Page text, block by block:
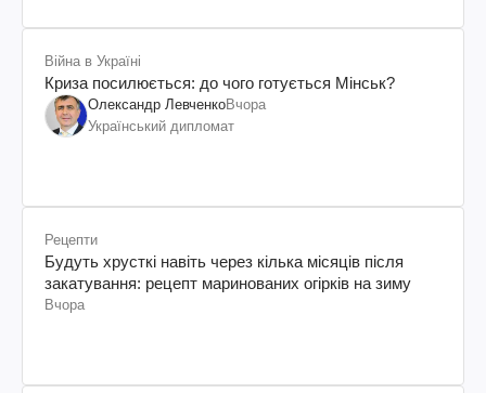
Війна в Україні
Криза посилюється: до чого готується Мінськ?
Олександр ЛевченкоВчора
Український дипломат
Рецепти
Будуть хрусткі навіть через кілька місяців після
закатування: рецепт маринованих огірків на зиму
Вчора